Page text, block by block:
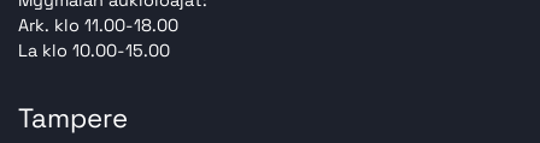
Ark. klo 11.00-18.00
La klo 10.00-15.00
Tampere